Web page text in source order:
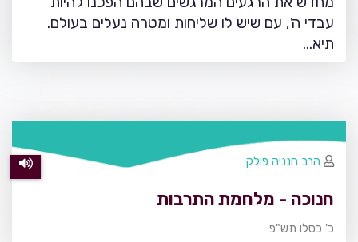
עבדי ה', עם שיש לו שליחות ומטרה נעלים בעולם.
תיא…
חנוכה - מלחמת התרבות
כ' כסלו תש"פ
הרב חנניה פולק